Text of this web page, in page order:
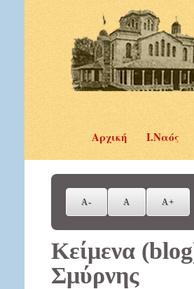
Αρχική Ι.Ναός
Κείμενα
Σμύρνης